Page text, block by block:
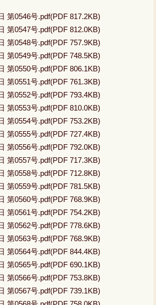
第0546号.pdf(PDF 817.2KB)
第0547号.pdf(PDF 812.0KB)
第0548号.pdf(PDF 757.9KB)
第0549号.pdf(PDF 748.5KB)
第0550号.pdf(PDF 806.1KB)
第0551号.pdf(PDF 761.3KB)
第0552号.pdf(PDF 793.4KB)
第0553号.pdf(PDF 810.0KB)
第0554号.pdf(PDF 753.2KB)
第0555号.pdf(PDF 727.4KB)
第0556号.pdf(PDF 792.0KB)
第0557号.pdf(PDF 717.3KB)
第0558号.pdf(PDF 712.8KB)
第0559号.pdf(PDF 781.5KB)
第0560号.pdf(PDF 768.9KB)
第0561号.pdf(PDF 754.2KB)
第0562号.pdf(PDF 778.6KB)
第0563号.pdf(PDF 768.9KB)
第0564号.pdf(PDF 844.4KB)
第0565号.pdf(PDF 690.1KB)
第0566号.pdf(PDF 753.8KB)
第0567号.pdf(PDF 739.1KB)